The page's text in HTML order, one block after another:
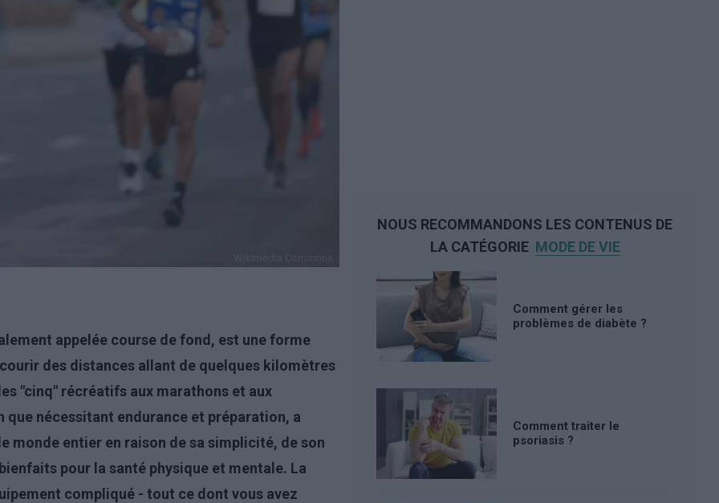
appelée course de fond, est une forme
des distances allant de quelques kilomètres
"cinq" récréatifs aux marathons et aux
nécessitant endurance et préparation, a
monde entier en raison de sa simplicité, de son
pour la santé physique et mentale. La
compliqué - tout ce dont vous avez
NOUS RECOMMANDONS LES CONTENUS DE
LA CATÉGORIE MODE DE VIE
Comment gérer les
problèmes de diabète ?
Comment traiter le
psoriasis ?